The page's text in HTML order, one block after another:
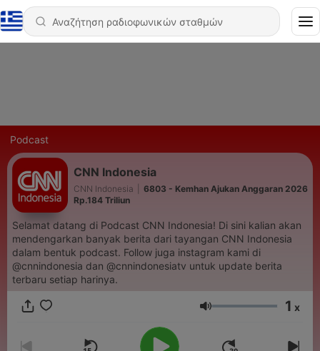
Podcast
CNN Indonesia
CNN Indonesia
6803 - Kemhan Ajukan Anggaran 2026
Rp.184 Triliun
Selamat datang di Podcast CNN Indonesia! Di sini kalian akan
mendengarkan banyak berita dari tayangan CNN Indonesia
dalam bentuk podcast. Follow juga instagram kami di
@cnnindonesia dan @cnnindonesiatv untuk update berita
terbaru setiap harinya.
Ένταση 1 x